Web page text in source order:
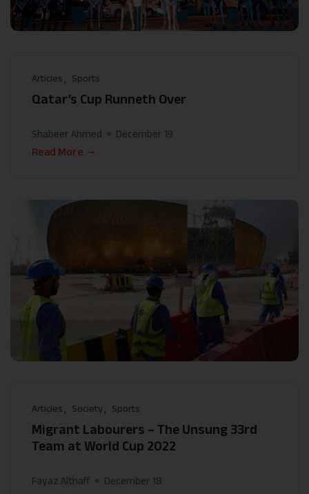
Articles Sports
Qatar’s Cup Runneth Over
Shabeer Ahmed
December 19
Read More
Articles Society Sports
Migrant Labourers – The Unsung 33rd
Team at World Cup 2022
Fayaz Althaff
December 18